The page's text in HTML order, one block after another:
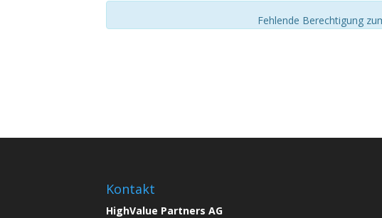
Fehlende Berechtigung
Kontakt
HighValue Partners AG